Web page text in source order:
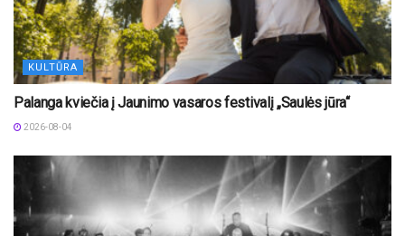
KULTŪRA
Palanga kviečia į Jaunimo vasaros festivalį „Saulės jūra“
2026-08-04